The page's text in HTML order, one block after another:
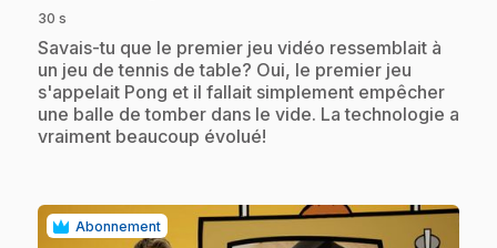
30 s
.Savais-tu que le premier jeu vidéo ressemblait à
un jeu de tennis de table? Oui, le premier jeu
s'appelait Pong et il fallait simplement empêcher
une balle de tomber dans le vide. La technologie a
vraiment beaucoup évolué!
Abonnement